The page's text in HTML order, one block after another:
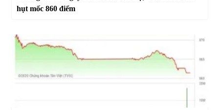
hụt mốc 860 điểm